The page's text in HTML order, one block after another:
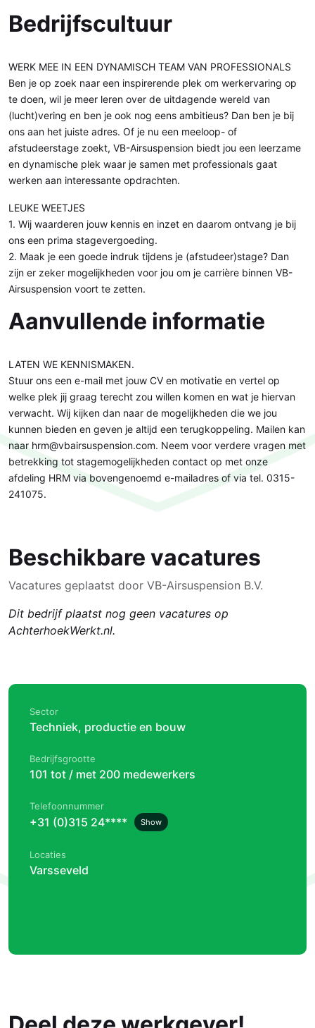
Bedrijfscultuur
WERK MEE IN EEN DYNAMISCH TEAM VAN PROFESSIONALS
Ben je op zoek naar een inspirerende plek om werkervaring op
te doen, wil je meer leren over de uitdagende wereld van
(lucht)vering en ben je ook nog eens ambitieus? Dan ben je bij
ons aan het juiste adres. Of je nu een meeloop- of
afstudeerstage zoekt, VB-Airsuspension biedt jou een leerzame
en dynamische plek waar je samen met professionals gaat
werken aan interessante opdrachten.
LEUKE WEETJES
1. Wij waarderen jouw kennis en inzet en daarom ontvang je bij
ons een prima stagevergoeding.
2. Maak je een goede indruk tijdens je (afstudeer)stage? Dan
zijn er zeker mogelijkheden voor jou om je carrière binnen VB-
Airsuspension voort te zetten.
Aanvullende informatie
LATEN WE KENNISMAKEN.
Stuur ons een e-mail met jouw CV en motivatie en vertel op
welke plek jij graag terecht zou willen komen en wat je hiervan
verwacht. Wij kijken dan naar de mogelijkheden die we jou
kunnen bieden en geven je altijd een terugkoppeling. Mailen kan
naar hrm@vbairsuspension.com. Neem voor verdere vragen met
betrekking tot stagemogelijkheden contact op met onze
afdeling HRM via bovengenoemd e-mailadres of via tel. 0315-
241075.
Beschikbare vacatures
Vacatures geplaatst door VB-Airsuspension B.V.
Dit bedrijf plaatst nog geen vacatures op
AchterhoekWerkt.nl.
Sector
Techniek, productie en bouw
Bedrijfsgrootte
101 tot / met 200 medewerkers
Telefoonnummer
+31 (0)315 24**** Show
Locaties
Varsseveld